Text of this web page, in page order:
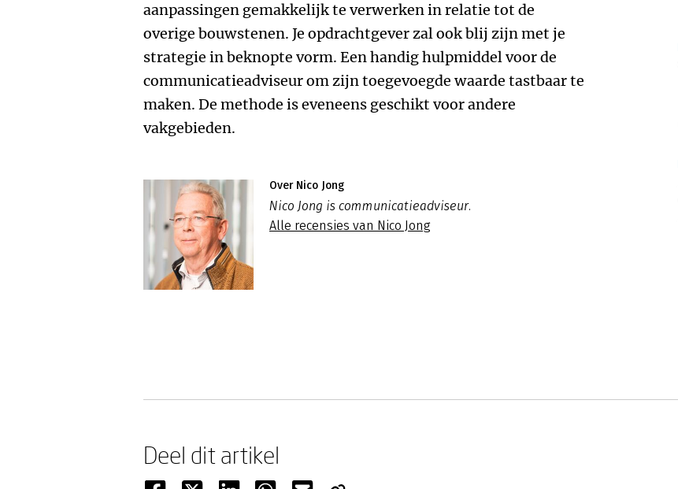
aanpassingen gemakkelijk te verwerken in relatie tot de
overige bouwstenen. Je opdrachtgever zal ook blij zijn met je
strategie in beknopte vorm. Een handig hulpmiddel voor de
communicatieadviseur om zijn toegevoegde waarde tastbaar te
maken. De methode is eveneens geschikt voor andere
vakgebieden.
Over Nico Jong
Nico Jong is communicatieadviseur.
Alle recensies van Nico Jong
Deel dit artikel